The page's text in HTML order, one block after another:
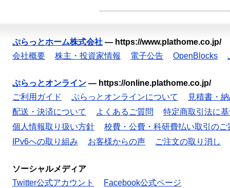
ぷらっとホーム株式会社 — https://www.plathome.co.jp/
会社概要
株主・投資家情報 電子公告 OpenBlocks
ぷらっとオンライン — https://online.plathome.co.jp/
ご利用ガイド
ぷらっとオンラインについて
見積書・
配送・決済について
よくあるご質問
特定商取引法に
個人情報取り扱い方針
校費・公費・科研費払い取引のご
IPv6への取り組み
お客様からの声 ご注文の取り消し
ソーシャルメディア
Twitter公式アカウント
Facebook公式ページ